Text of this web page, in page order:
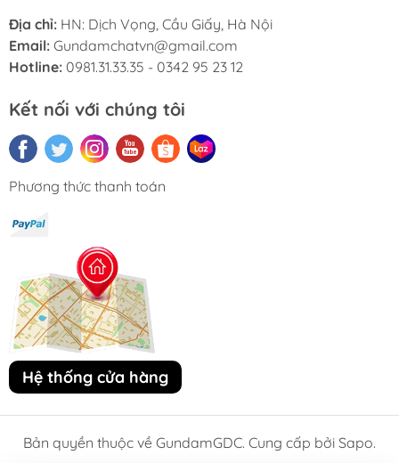
Địa chỉ: HN: Dịch Vọng, Cầu Giấy, Hà Nội
Email: Gundamchatvn@gmail.com
Hotline: 0981.31.33.35 - 0342 95 23 12
Kết nối với chúng tôi
Phương thức thanh toán
Hệ thống cửa hàng
Bản quyền thuộc về GundamGDC. Cung cấp bởi Sapo.